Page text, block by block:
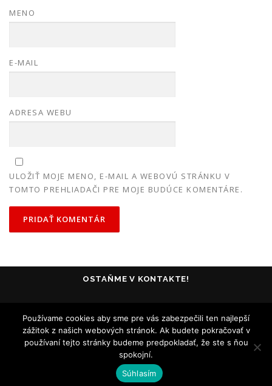
MENO
E-MAIL
ADRESA WEBU
ULOŽIŤ MOJE MENO, E-MAIL A WEBOVÚ STRÁNKU V
TOMTO PREHLIADAČI PRE MOJE BUDÚCE KOMENTÁRE.
OSTAŇME V KONTAKTE!
Všetky práva vyhradené - Collosseum Club Košice - 2005-2020
Používame cookies aby sme pre vás zabezpečili ten najlepší
zážitok z našich webových stránok. Ak budete pokračovať v
používaní tejto stránky budeme predpokladať, že ste s ňou
spokojní.
Súhlasím